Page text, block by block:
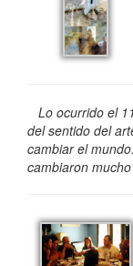
Lo ocurrido el
del sentido del
cambiar el
cambiaron